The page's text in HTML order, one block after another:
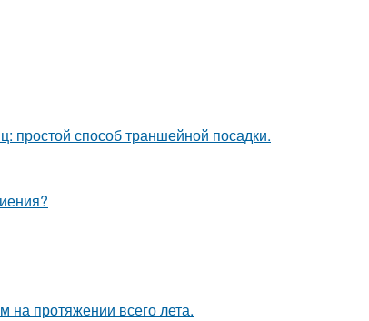
простой способ траншейной посадки.
на протяжении всего лета.